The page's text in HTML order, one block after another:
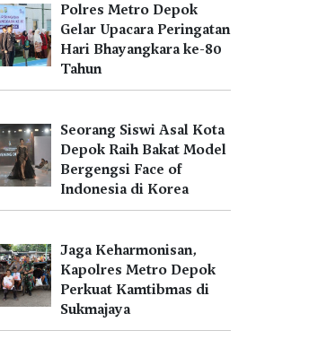
Polres Metro Depok
Gelar Upacara Peringatan
Hari Bhayangkara ke-80
Tahun
Seorang Siswi Asal Kota
Depok Raih Bakat Model
Bergengsi Face of
Indonesia di Korea
Jaga Keharmonisan,
Kapolres Metro Depok
Perkuat Kamtibmas di
Sukmajaya